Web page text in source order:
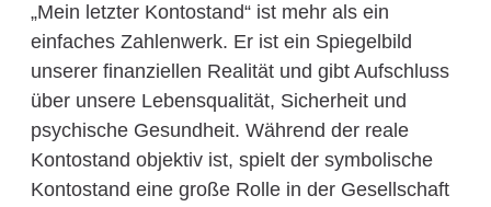
„Mein letzter Kontostand“ ist mehr als ein
einfaches Zahlenwerk. Er ist ein Spiegelbild
unserer finanziellen Realität und gibt Aufschluss
über unsere Lebensqualität, Sicherheit und
psychische Gesundheit. Während der reale
Kontostand objektiv ist, spielt der symbolische
Kontostand eine große Rolle in der Gesellschaft